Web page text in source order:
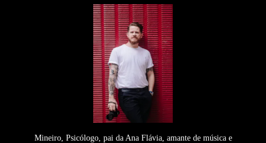
Mineiro, Psicólogo, pai da Ana Flávia, amante de música e